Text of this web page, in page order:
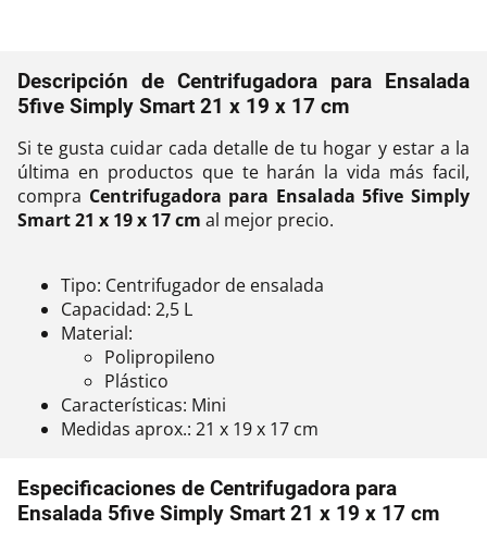
Descripción de Centrifugadora para Ensalada
5five Simply Smart 21 x 19 x 17 cm
Si te gusta cuidar cada detalle de tu hogar y estar a la
última en productos que te harán la vida más facil,
compra Centrifugadora para Ensalada 5five Simply
Smart 21 x 19 x 17 cm al mejor precio.
Tipo: Centrifugador de ensalada
Capacidad: 2,5 L
Material:
Polipropileno
Plástico
Características: Mini
Medidas aprox.: 21 x 19 x 17 cm
Especificaciones de Centrifugadora para
Ensalada 5five Simply Smart 21 x 19 x 17 cm